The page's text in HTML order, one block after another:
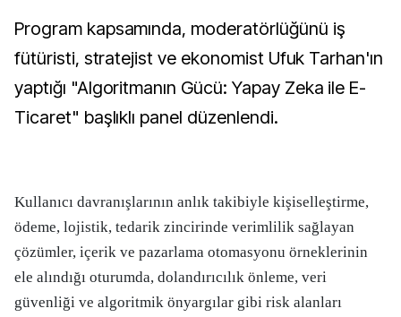
Program kapsamında, moderatörlüğünü iş
fütüristi, stratejist ve ekonomist Ufuk Tarhan'ın
yaptığı "Algoritmanın Gücü: Yapay Zeka ile E-
Ticaret" başlıklı panel düzenlendi.
Kullanıcı davranışlarının anlık takibiyle kişiselleştirme,
ödeme, lojistik, tedarik zincirinde verimlilik sağlayan
çözümler, içerik ve pazarlama otomasyonu örneklerinin
ele alındığı oturumda, dolandırıcılık önleme, veri
güvenliği ve algoritmik önyargılar gibi risk alanları